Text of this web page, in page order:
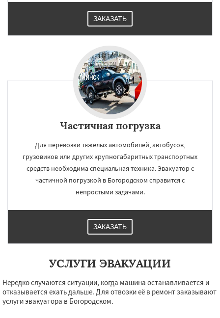
ЗАКАЗАТЬ
Частичная погрузка
Для перевозки тяжелых автомобилей, автобусов,
грузовиков или других крупногабаритных транспортных
средств необходима специальная техника. Эвакуатор с
частичной погрузкой в Богородском справится с
непростыми задачами.
ЗАКАЗАТЬ
УСЛУГИ ЭВАКУАЦИИ
Нередко случаются ситуации, когда машина останавливается и
отказывается ехать дальше. Для отвозки её в ремонт заказывают
услуги эвакуатора в Богородском.